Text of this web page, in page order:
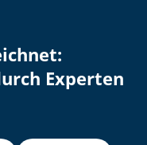
Experten